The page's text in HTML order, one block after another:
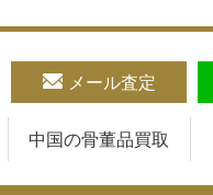
中国の骨董品買取
メール査定